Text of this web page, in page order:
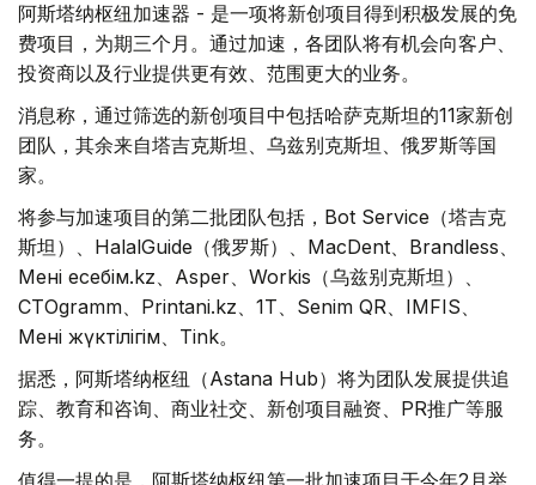
阿斯塔纳枢纽加速器 - 是一项将新创项目得到积极发展的免
费项目，为期三个月。通过加速，各团队将有机会向客户、
投资商以及行业提供更有效、范围更大的业务。
消息称，通过筛选的新创项目中包括哈萨克斯坦的11家新创
团队，其余来自塔吉克斯坦、乌兹别克斯坦、俄罗斯等国
家。
将参与加速项目的第二批团队包括，Bot Service（塔吉克
斯坦）、HalalGuide（俄罗斯）、MaсDent、Brandless、
Менің есебім.kz、Asper、Workis（乌兹别克斯坦）、
СТОgramm、Printani.kz、1T、Senim QR、IMFIS、
Менің жүктілігім、Tink。
据悉，阿斯塔纳枢纽（Astana Hub）将为团队发展提供追
踪、教育和咨询、商业社交、新创项目融资、PR推广等服
务。